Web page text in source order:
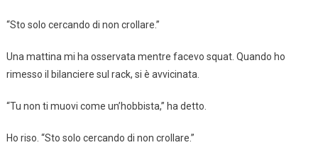
“Sto solo cercando di non crollare.”
Una mattina mi ha osservata mentre facevo squat. Quando ho
rimesso il bilanciere sul rack, si è avvicinata.
“Tu non ti muovi come un’hobbista,” ha detto.
Ho riso. “Sto solo cercando di non crollare.”